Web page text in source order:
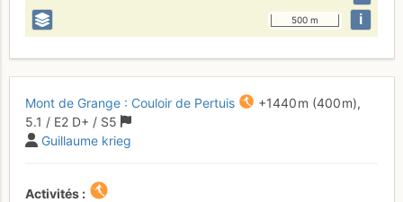
500 m i
Mont de Grange : Couloir de Pertuis +1440 m (400 m),
5.1 / E2 D+ / S5
Guillaume krieg
Activités